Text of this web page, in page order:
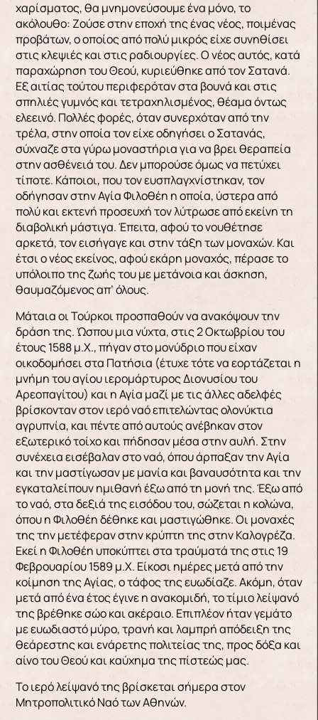
χαρίσματος, θα μνημονεύσουμε ένα μόνο, το
ακόλουθο: Ζούσε στην εποχή της ένας νέος, ποιμένας
προβάτων, ο οποίος από πολύ μικρός είχε συνηθίσει
στις κλεψιές και στις ραδιουργίες. Ο νέος αυτός, κατά
παραχώρηση του Θεού, κυριεύθηκε από τον Σατανά.
Εξ αιτίας τούτου περιφερόταν στα βουνά και στις
σπηλιές γυμνός και τετραχηλισμένος, θέαμα όντως
ελεεινό. Πολλές φορές, όταν συνερχόταν από την
τρέλα, στην οποία τον είχε οδηγήσει ο Σατανάς,
σύχναζε στα γύρω μοναστήρια για να βρει θεραπεία
στην ασθένειά του. Δεν μπορούσε όμως να πετύχει
τίποτε. Κάποιοι, που τον ευσπλαγχνίστηκαν, τον
οδήγησαν στην Αγία Φιλοθέη η οποία, ύστερα από
πολύ και εκτενή προσευχή τον λύτρωσε από εκείνη τη
διαβολική μάστιγα. Έπειτα, αφού το νουθέτησε
αρκετά, τον εισήγαγε και στην τάξη των μοναχών. Και
έτσι ο νέος εκείνος, αφού εκάρη μοναχός, πέρασε το
υπόλοιπο της ζωής του με μετάνοια και άσκηση,
θαυμαζόμενος απ’ όλους.
Μάταια οι Τούρκοι προσπαθούν να ανακόψουν την
δράση της. Ώσπου μια νύχτα, στις 2 Οκτωβρίου του
έτους 1588 μ.Χ., πήγαν στο μονύδριο που είχαν
οικοδομήσει στα Πατήσια (έτυχε τότε να εορτάζεται η
μνήμη του αγίου ιερομάρτυρος Διονυσίου του
Αρεοπαγίτου) και η Αγία μαζί με τις άλλες αδελφές
βρίσκονταν στον ιερό ναό επιτελώντας ολονύκτια
αγρυπνία, και πέντε από αυτούς ανέβηκαν στον
εξωτερικό τοίχο και πήδησαν μέσα στην αυλή. Στην
συνέχεια εισέβαλαν στο ναό, όπου άρπαξαν την Αγία
και την μαστίγωσαν με μανία και βαναυσότητα και την
εγκαταλείπουν ημιθανή έξω από τη μονή της. Έξω από
το ναό, στα δεξιά της εισόδου του, σώζεται η κολώνα,
όπου η Φιλοθέη δέθηκε και μαστιγώθηκε. Οι μοναχές
της την μετέφεραν στην κρύπτη της στην Καλογρέζα.
Εκεί η Φιλοθέη υποκύπτει στα τραύματά της στις 19
Φεβρουαρίου 1589 μ.Χ. Είκοσι ημέρες μετά από την
κοίμηση της Αγίας, ο τάφος της ευωδίαζε. Ακόμη, όταν
μετά από ένα έτος έγινε η ανακομιδή, το τίμιο λείψανό
της βρέθηκε σώο και ακέραιο. Επιπλέον ήταν γεμάτο
με ευωδιαστό μύρο, τρανή και λαμπρή απόδειξη της
θεάρεστης και ενάρετης πολιτείας της, προς δόξα και
αίνο του Θεού και καύχημα της πίστεώς μας.
Το ιερό λείψανό της βρίσκεται σήμερα στον
Μητροπολιτικό Ναό των Αθηνών.